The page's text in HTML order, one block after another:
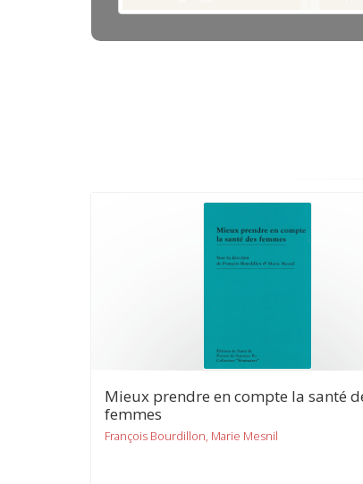
Mieux prendre en compte la santé
femmes
François Bourdillon, Marie Mesnil